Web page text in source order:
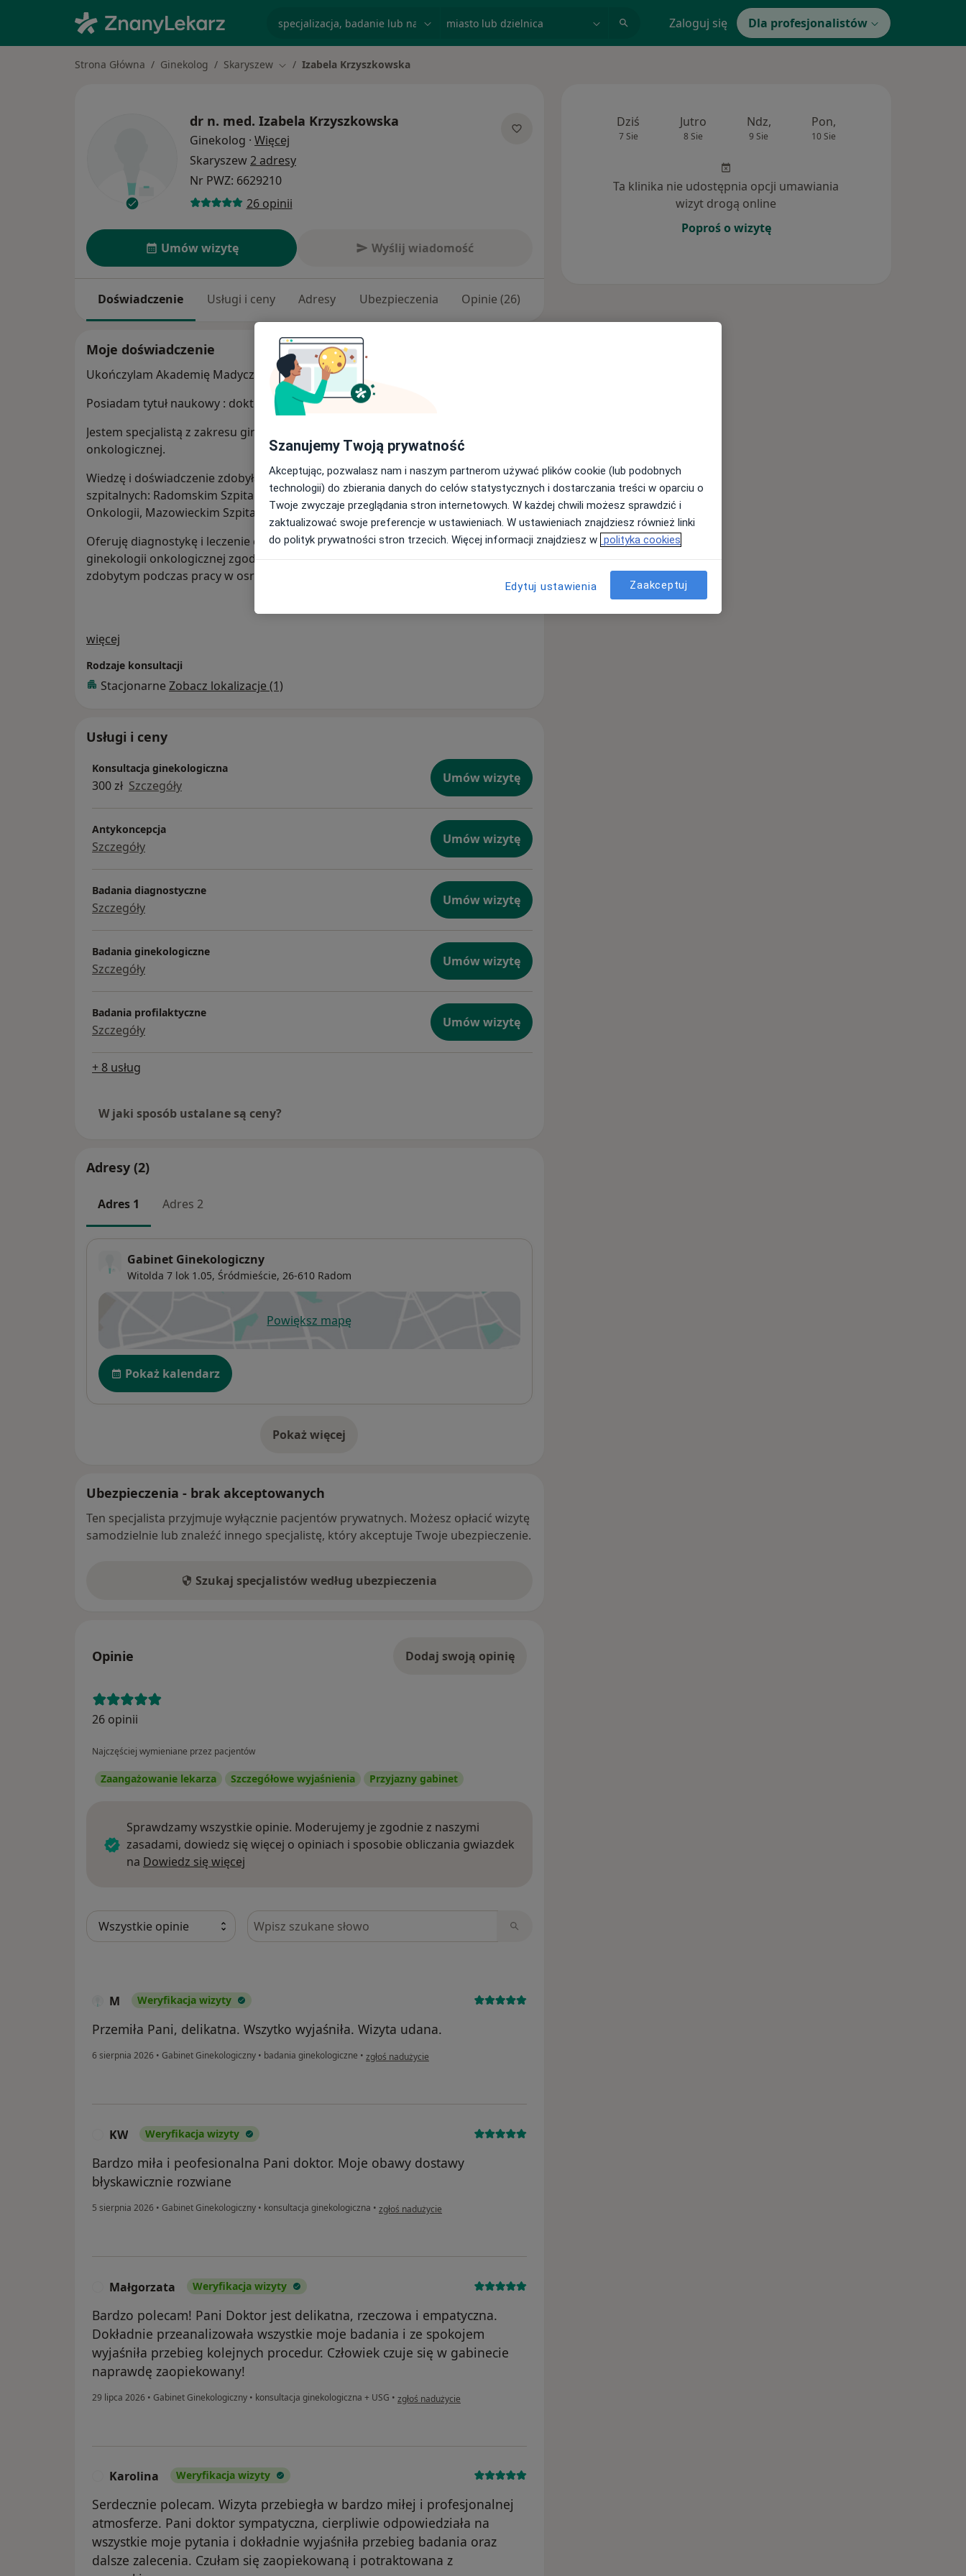
Zaloguj się Dla profesjonalistów
Strona Główna Ginekolog Skaryszew Zmień miasto
Izabela Krzyszkowska
dr n. med. Izabela Krzyszkowska
Ginekolog · Więcej
Skaryszew2 adresy
Nr PWZ: 6629210
26 opinii
Umów wizytę Wyślij wiadomość
Doświadczenie Usługi i ceny Adresy Ubezpieczenia Opinie (26)
Moje doświadczenie
Ukończylam Akademię Madyczną w Bialymstoku.
Posiadam tytuł naukowy : doktor nauk medycznych.
Jestem specjalistą z zakresu ginekologii i położnictwa oraz ginekologii
onkologicznej.
Wiedzę i doświadczenie zdobyłam podczas wieloletniej pracy w osrodkach
szpitalnych: Radomskim Szpitalu Specjalistycznym, Radomskim Centrum
Onkologii, Mazowieckim Szpitalu Specjalistycznym.
Oferuję diagnostykę i leczenie chorób z zakresu ginekologii, położnictwa oras
ginekologii onkologicznej zgodnie z aktualną wiedzą, wspartą doświadczeniem
zdobytym podczas pracy w osrodkach szpitalnych oraza w gabinecie.
więcej
Rodzaje konsultacji
Stacjonarne Zobacz lokalizacje (1)
Usługi i ceny
Konsultacja ginekologiczna
300 zł Szczegóły Umów wizytę
Antykoncepcja
Szczegóły Umów wizytę
Badania diagnostyczne
Szczegóły Umów wizytę
Badania ginekologiczne
Szczegóły Umów wizytę
Badania profilaktyczne
Szczegóły Umów wizytę
+ 8 usług
W jaki sposób ustalane są ceny?
Adresy (2)
Adres 1 Adres 2
Gabinet Ginekologiczny
Witolda 7 lok 1.05, Śródmieście, 26-610 Radom
Powiększ mapęotwiera się w nowej karcie
Dostępność
Pokaż kalendarz
Pokaż więcej
o adresie
Ubezpieczenia - brak akceptowanych
Ten specjalista przyjmuje wyłącznie pacjentów prywatnych. Możesz opłacić wizytę
samodzielnie lub znaleźć innego specjalistę, który akceptuje Twoje ubezpieczenie.
Szukaj specjalistów według ubezpieczenia
Opinie Dodaj swoją opinię
26 opinii
Najczęściej wymieniane przez pacjentów
Zaangażowanie lekarza Szczegółowe wyjaśnienia Przyjazny gabinet
Sprawdzamy wszystkie opinie. Moderujemy je zgodnie z naszymi
zasadami, dowiedz się więcej o opiniach i sposobie obliczania gwiazdek
na Dowiedz się więcej
Szukaj w opiniach
M Weryfikacja wizyty
Przemiła Pani, delikatna. Wszytko wyjaśniła. Wizyta udana.
6 sierpnia 2026 • Gabinet Ginekologiczny • badania ginekologiczne • w opinii użytkownika M
zgłoś nadużycie
KW Weryfikacja wizyty
Bardzo miła i peofesionalna Pani doktor. Moje obawy dostawy
błyskawicznie rozwiane
5 sierpnia 2026 • Gabinet Ginekologiczny • konsultacja ginekologiczna • w opinii użytkownika KW
zgłoś nadużycie
Małgorzata Weryfikacja wizyty
Bardzo polecam! Pani Doktor jest delikatna, rzeczowa i empatyczna.
Dokładnie przeanalizowała wszystkie moje badania i ze spokojem
wyjaśniła przebieg kolejnych procedur. Człowiek czuje się w gabinecie
naprawdę zaopiekowany!
29 lipca 2026 • Gabinet Ginekologiczny • konsultacja ginekologiczna + USG • w opinii użytkownika Małgorzata
zgłoś nadużycie
Karolina Weryfikacja wizyty
Serdecznie polecam. Wizyta przebiegła w bardzo miłej i profesjonalnej
atmosferze. Pani doktor sympatyczna, cierpliwie odpowiedziała na
wszystkie moje pytania i dokładnie wyjaśniła przebieg badania oraz
dalsze zalecenia. Czułam się zaopiekowaną i potraktowana z
Dziś
7 Sie
Jutro
8 Sie
Ndz,
9 Sie
Pon,
10 Sie
Ta klinika nie udostępnia opcji umawiania
wizyt drogą online
Poproś o wizytę
Szanujemy Twoją prywatność
Akceptując, pozwalasz nam i naszym partnerom używać plików cookie (lub podobnych
technologii) do zbierania danych do celów statystycznych i dostarczania treści w oparciu o
Twoje zwyczaje przeglądania stron internetowych. W każdej chwili możesz sprawdzić i
zaktualizować swoje preferencje w ustawieniach. W ustawieniach znajdziesz również linki
do polityk prywatności stron trzecich. Więcej informacji znajdziesz w polityka cookies
Edytuj ustawienia Zaakceptuj